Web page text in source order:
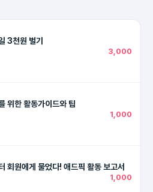
3천원 벌기
3,000
위한 활동가이드와 팁
1,000
회원에게 물었다! 애드픽 활동 보고서
1,000